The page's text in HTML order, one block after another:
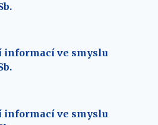
informací ve smyslu
informací ve smyslu